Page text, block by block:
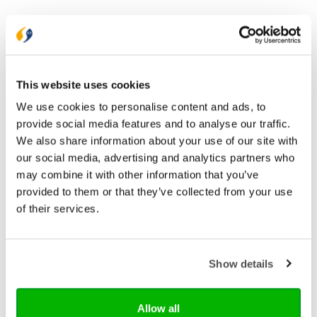
This website uses cookies
We use cookies to personalise content and ads, to
provide social media features and to analyse our traffic.
We also share information about your use of our site with
our social media, advertising and analytics partners who
may combine it with other information that you’ve
provided to them or that they’ve collected from your use
of their services.
Show details
Allow all
▾ A-I
Ds. A.J. Mensink
Alette Koornneef
DS. Alfred van de Weg
Annemarie van Heijningen-Steenbergen
Bas van der Graaf
Ds. Bert-Jan Mouw
Linda Bikker
Dorine van den Noort-Kema
Hanna Jongejan-Kater
▾ J-R
Prof. dr. Jan de Bruijn
Johan Graafland
Joukje van Esch-Versteeg
Dr. M.A. van Willigen
Mirjam Ordelman-van Vugt
▾ S-Z
W. van Vlastuin
Willeke Herwig-Donker
Ds. Willem Maarten Dekker
Wilma Samyn